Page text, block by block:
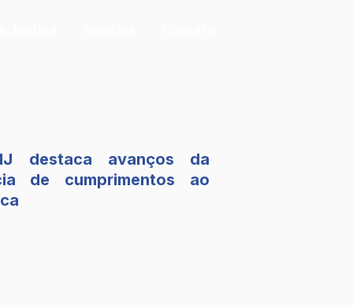
destaca avanços da
de cumprimentos ao